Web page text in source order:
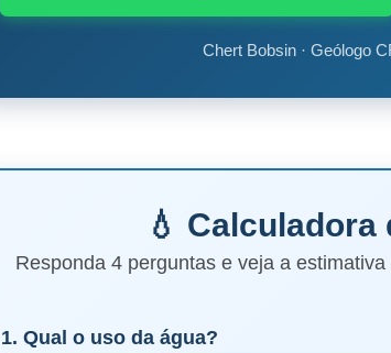
Chert Bobsin · Geólogo
💧
Responda 4 perguntas e veja a
1. Qual o uso da água?